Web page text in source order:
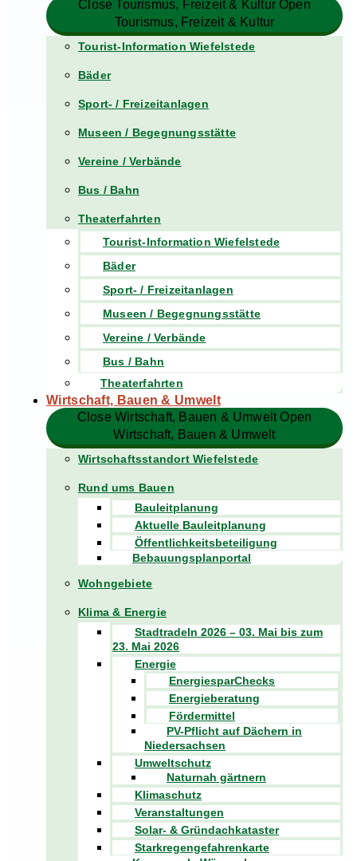
Close Tourismus, Freizeit & Kultur Open
Tourismus, Freizeit & Kultur
Tourist-Information Wiefelstede
Bäder
Sport- / Freizeitanlagen
Museen / Begegnungsstätte
Vereine / Verbände
Bus / Bahn
Theaterfahrten
Tourist-Information Wiefelstede
Bäder
Sport- / Freizeitanlagen
Museen / Begegnungsstätte
Vereine / Verbände
Bus / Bahn
Theaterfahrten
Wirtschaft, Bauen & Umwelt
Close Wirtschaft, Bauen & Umwelt Open
Wirtschaft, Bauen & Umwelt
Wirtschaftsstandort Wiefelstede
Rund ums Bauen
Bauleitplanung
Aktuelle Bauleitplanung
Öffentlichkeitsbeteiligung
Bebauungsplanportal
Wohngebiete
Klima & Energie
Stadtradeln 2026 – 03. Mai bis zum
23. Mai 2026
Energie
EnergiesparChecks
Energieberatung
Fördermittel
PV-Pflicht auf Dächern in
Niedersachsen
Umweltschutz
Naturnah gärtnern
Klimaschutz
Veranstaltungen
Solar- & Gründachkataster
Starkregengefahrenkarte